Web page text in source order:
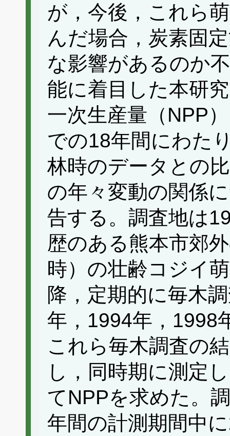
が，今後，これら
んだ場合，炭素固
な影響があるのか
能に着目した本研
一次生産量（NPP
での18年間にわた
林時のデータとの
の年々変動の関係
告する。調査地は
歴のある熊本市郊
時）の壮齢コジイ
降，定期的に毎木
年，1994年，1998
これら毎木調査の
し，同時期に測定
てNPPを求めた。
年間の計測期間中